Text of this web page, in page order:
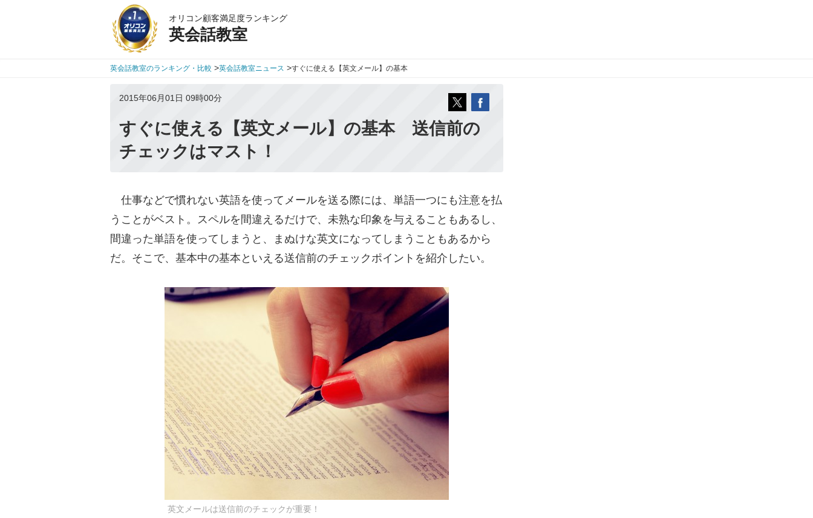
オリコン顧客満足度ランキング
英会話教室
英会話教室のランキング・比較 >英会話教室ニュース >すぐに使える【英文メール】の基本
2015年06月01日 09時00分
すぐに使える【英文メール】の基本 送信前の
チェックはマスト！
仕事などで慣れない英語を使ってメールを送る際には、単語一つにも注意を払
うことがベスト。スペルを間違えるだけで、未熟な印象を与えることもあるし、
間違った単語を使ってしまうと、まぬけな英文になってしまうこともあるから
だ。そこで、基本中の基本といえる送信前のチェックポイントを紹介したい。
英文メールは送信前のチェックが重要！